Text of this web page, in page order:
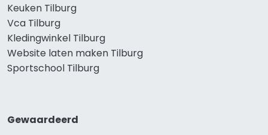
Keuken Tilburg
Vca Tilburg
Kledingwinkel Tilburg
Website laten maken Tilburg
Sportschool Tilburg
Gewaardeerd